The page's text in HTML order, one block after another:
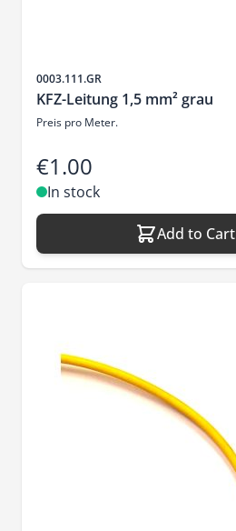
Sku
0003.111.GR
KFZ-Leitung 1,5 mm² grau
Preis pro Meter.
€1.00
In stock
Add to Cart